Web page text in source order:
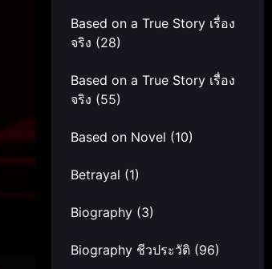
Based on a True Story เรื่อง
จริง (28)
Based on a True Story เรื่อง
จริง (55)
Based on Novel (10)
Betrayal (1)
Biography (3)
Biography ชีวประวัติ (96)